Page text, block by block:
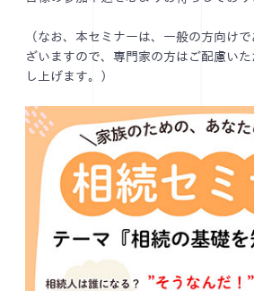
（なお、本セミナーは、一般の方向け
ざいますので、専門家の方はご配慮い
し上げます。）